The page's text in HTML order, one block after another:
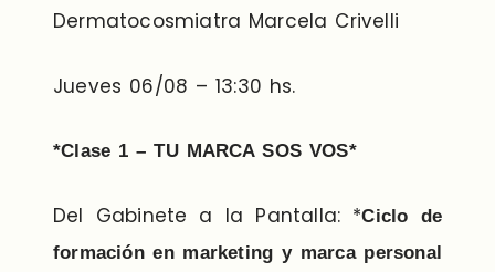
Dermatocosmiatra Marcela Crivelli
Jueves 06/08 – 13:30 hs.
*Clase 1 – TU MARCA SOS VOS*
Del Gabinete a la Pantalla: *Ciclo de
formación en marketing y marca personal